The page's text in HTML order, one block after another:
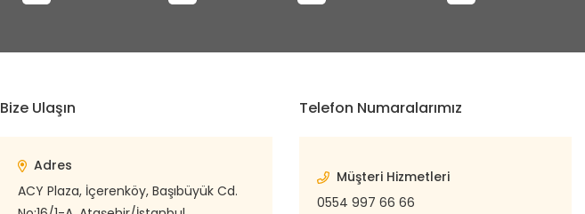
Bize Ulaşın
Adres
ACY Plaza, İçerenköy, Başıbüyük Cd.
Telefon Numaralarımız
Müşteri Hizmetleri
0554 997 66 66